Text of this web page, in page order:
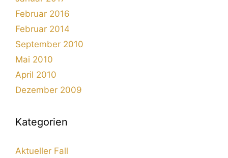
Februar 2016
Februar 2014
September 2010
Mai 2010
April 2010
Dezember 2009
Kategorien
Aktueller Fall